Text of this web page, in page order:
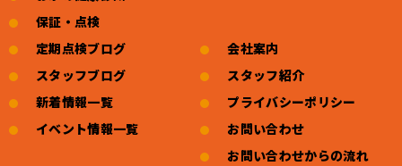
保証・点検
定期点検ブログ
スタッフブログ
新着情報一覧
イベント情報一覧
会社案内
スタッフ紹介
プライバシーポリシー
お問い合わせ
お問い合わせからの流れ